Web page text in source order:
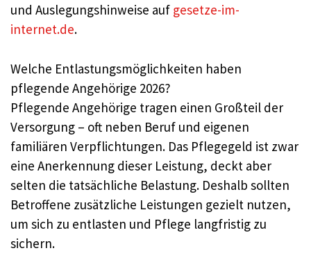
und Auslegungshinweise auf gesetze-im-
internet.de.
Welche Entlastungsmöglichkeiten haben
pflegende Angehörige 2026?
Pflegende Angehörige tragen einen Großteil der
Versorgung – oft neben Beruf und eigenen
familiären Verpflichtungen. Das Pflegegeld ist zwar
eine Anerkennung dieser Leistung, deckt aber
selten die tatsächliche Belastung. Deshalb sollten
Betroffene zusätzliche Leistungen gezielt nutzen,
um sich zu entlasten und Pflege langfristig zu
sichern.